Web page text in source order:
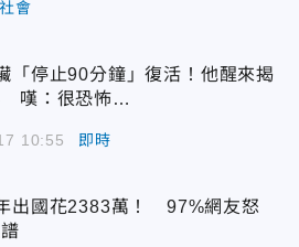
社會
「停止90分鐘」復活！他醒來揭
嘆：很恐怖…
10:55 即時
出國花2383萬！ 97%網友怒